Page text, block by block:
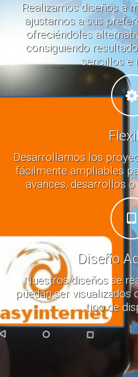
Realizamos diseños a
ajustamos a sus
ofreciéndoles
consiguiendo
sencillos e
Desarrollamos los
fácilmente ampliables
avances, desarrollos o
Diseño
Nuestros diseños se
puedan ser
tipo de